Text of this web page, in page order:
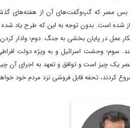
مصر که گپ‌وگفت‌های آن از هفته‌های
شده است. بدون توجه به این که طرح یاد
عمل در پایان بخشی به جنگ. دوم؛ وادار
سوم؛ وحشت اسرائیل و به ویژه دولت
یک چیز است و توافق و تعهد به اجرای آن چیز
کردند، تحفه قابل فروشی نزد مردم خود
و تحلیلگر